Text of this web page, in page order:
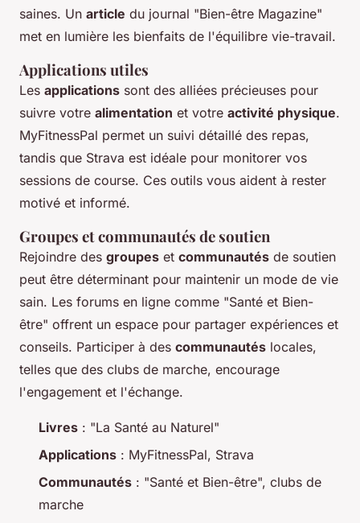
saines. Un article du journal "Bien-être Magazine"
met en lumière les bienfaits de l'équilibre vie-travail.
Applications utiles
Les applications sont des alliées précieuses pour
suivre votre alimentation et votre activité physique.
MyFitnessPal permet un suivi détaillé des repas,
tandis que Strava est idéale pour monitorer vos
sessions de course. Ces outils vous aident à rester
motivé et informé.
Groupes et communautés de soutien
Rejoindre des groupes et communautés de soutien
peut être déterminant pour maintenir un mode de vie
sain. Les forums en ligne comme "Santé et Bien-
être" offrent un espace pour partager expériences et
conseils. Participer à des communautés locales,
telles que des clubs de marche, encourage
l'engagement et l'échange.
Livres : "La Santé au Naturel"
Applications : MyFitnessPal, Strava
Communautés : "Santé et Bien-être", clubs de
marche